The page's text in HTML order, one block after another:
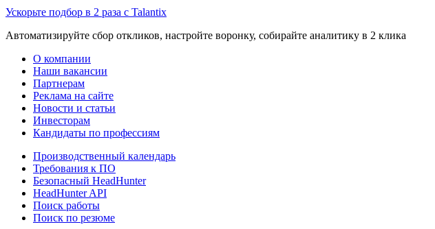
Ускорьте подбор в 2 раза с Talantix
Автоматизируйте сбор откликов, настройте воронку, собирайте аналитику в 2 клика
О компании
Наши вакансии
Партнерам
Реклама на сайте
Новости и статьи
Инвесторам
Кандидаты по профессиям
Производственный календарь
Требования к ПО
Безопасный HeadHunter
HeadHunter API
Поиск работы
Поиск по резюме